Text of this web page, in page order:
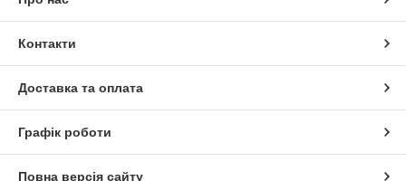
Контакти
Доставка та оплата
Графік роботи
Повна версія сайту